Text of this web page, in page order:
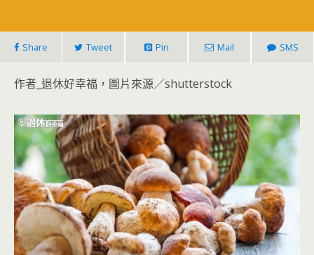
Share Tweet Pin Mail SMS
作者_退休好幸福，圖片來源／shutterstock